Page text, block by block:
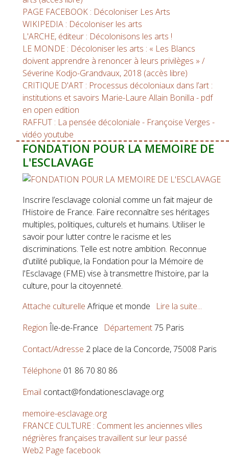
PAGE FACEBOOK : Décoloniser Les Arts
WIKIPEDIA : Décoloniser les arts
L'ARCHE, éditeur : Décolonisons les arts !
LE MONDE : Décoloniser les arts : « Les Blancs
doivent apprendre à renoncer à leurs privilèges » /
Séverine Kodjo-Grandvaux, 2018 (accès libre)
CRITIQUE D'ART : Processus décoloniaux dans l’art :
institutions et savoirs Marie-Laure Allain Bonilla - pdf
en open edition
RAFFUT : La pensée décoloniale - Françoise Verges -
vidéo youtube
FONDATION POUR LA MEMOIRE DE
L'ESCLAVAGE
Inscrire l’esclavage colonial comme un fait majeur de
l’Histoire de France. Faire reconnaître ses héritages
multiples, politiques, culturels et humains. Utiliser le
savoir pour lutter contre le racisme et les
discriminations. Telle est notre ambition. Reconnue
d'utilité publique, la Fondation pour la Mémoire de
l'Esclavage (FME) vise à transmettre l’histoire, par la
culture, pour la citoyenneté.
Attache culturelle Afrique et monde
Region Île-de-France Département75 Paris
Contact/Adresse 2 place de la Concorde, 75008 Paris
Téléphone 01 86 70 80 86
Email contact@fondationesclavage.org
memoire-esclavage.org
FRANCE CULTURE : Comment les anciennes villes
négrières françaises travaillent sur leur passé
Web2 Page facebook
Lire la suite...